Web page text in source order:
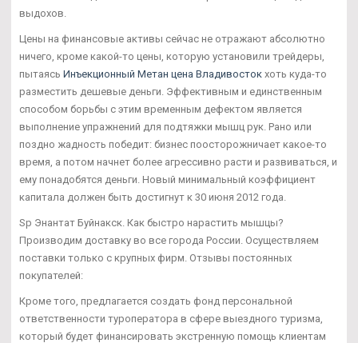
выдохов.
Цены на финансовые активы сейчас не отражают абсолютно
ничего, кроме какой-то цены, которую установили трейдеры,
пытаясь Инъекционный Метан цена Владивосток хоть куда-то
разместить дешевые деньги. Эффективным и единственным
способом борьбы с этим временным дефектом является
выполнение упражнений для подтяжки мышц рук. Рано или
поздно жадность победит: бизнес поосторожничает какое-то
время, а потом начнет более агрессивно расти и развиваться, и
ему понадобятся деньги. Новый минимальный коэффициент
капитала должен быть достигнут к 30 июня 2012 года.
Sp Энантат Буйнакск. Как быстро нарастить мышцы?
Производим доставку во все города России. Осуществляем
поставки только с крупных фирм. Отзывы постоянных
покупателей:
Кроме того, предлагается создать фонд персональной
ответственности туроператора в сфере выездного туризма,
который будет финансировать экстренную помощь клиентам